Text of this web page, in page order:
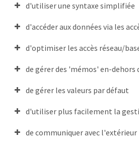
la POO
le cours avancé en
Le site de la Programmation
Premier contact avec
Les variables de classe
Les classes composées
Le polymorphisme
d'utiliser une syntaxe simplifiée
d'accéder aux données via les
d'optimiser les accès réseau/
de gérer des 'mémos' en-dehors
de gérer les valeurs par défaut
d'utiliser plus facilement la
de communiquer avec l'extérieur